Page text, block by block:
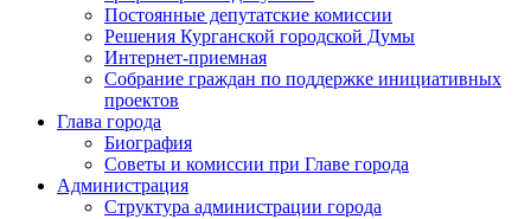
Постоянные депутатские комиссии
Решения Курганской городской Думы
Интернет-приемная
Собрание граждан по поддержке инициативных
проектов
Глава города
Биография
Советы и комиссии при Главе города
Администрация
Структура администрации города